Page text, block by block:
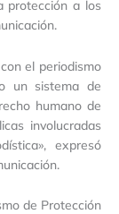
protección a los
el periodismo
un sistema de
humano de
involucradas
expresó
de Protección